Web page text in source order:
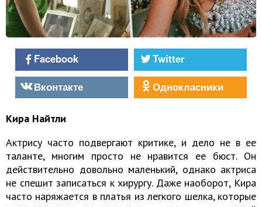
Facebook
Twitter
Вконтакте
Однокласники
Кира Найтли
Актрису часто подвергают критике, и дело не в ее
таланте, многим просто не нравится ее бюст. Он
действительно довольно маленький, однако актриса
не спешит записаться к хирургу. Даже наоборот, Кира
часто наряжается в платья из легкого шелка, которые